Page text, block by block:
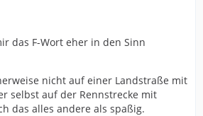
das F-Wort eher in den Sinn
nicht auf einer Landstraße mit
selbst auf der Rennstrecke mit
das alles andere als spaßig.